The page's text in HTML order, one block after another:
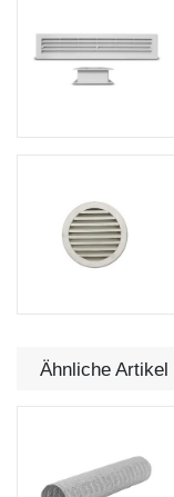
Ähnliche Artikel